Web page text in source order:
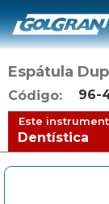
Espátula
Código: 96-
Este
Dentística